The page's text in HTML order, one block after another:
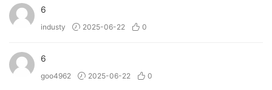
• Shape and polish your sound with metal-inspired macro
effects.
slot FX chain.
• Explore 250 genre-spanning presets or create from
6
industy 2025-06-22 0
6
goo4962 2025-06-22 0